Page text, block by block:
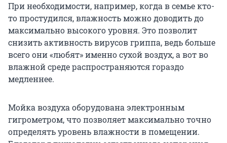
При необходимости, например, когда в семье кто-
то простудился, влажность можно доводить до
максимально высокого уровня. Это позволит
снизить активность вирусов гриппа, ведь больше
всего они «любят» именно сухой воздух, а вот во
влажной среде распространяются гораздо
медленнее.
Мойка воздуха оборудована электронным
гигрометром, что позволяет максимально точно
определять уровень влажности в помещении.